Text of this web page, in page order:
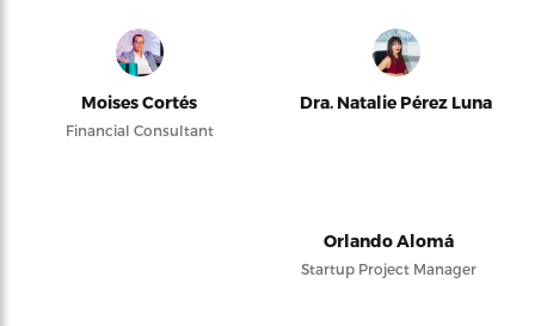
Moises Cortés
Financial Consultant
Dra. Natalie Pérez Luna
Orlando Alomá
Startup Project Manager